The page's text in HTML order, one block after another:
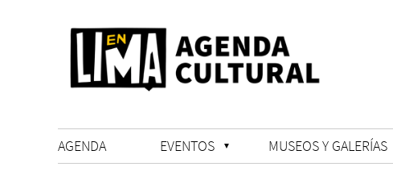
AGENDA EVENTOS MUSEOS Y GALERÍAS